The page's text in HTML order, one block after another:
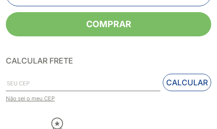
COMPRAR
CALCULAR FRETE
CALCULAR
Não sei o meu CEP